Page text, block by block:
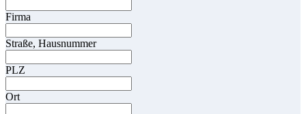
Firma
Straße, Hausnummer
PLZ
Ort